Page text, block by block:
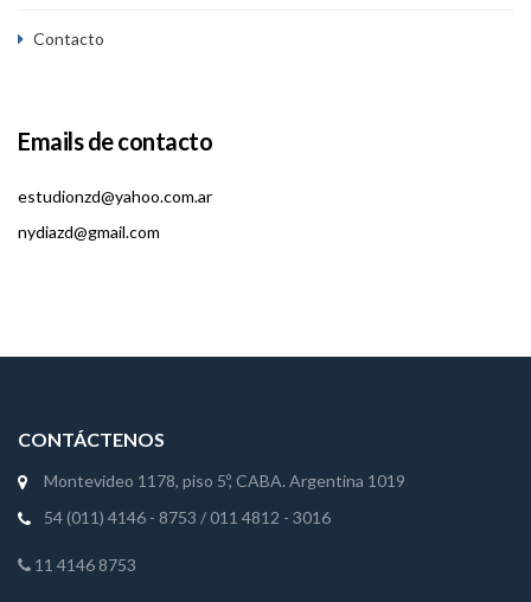
Contacto
Emails de contacto
estudionzd@yahoo.com.ar
nydiazd@gmail.com
CONTÁCTENOS
Montevideo 1178, piso 5º, CABA. Argentina 1019
54 (011) 4146 - 8753 /011 4812 - 3016
11 4146 8753